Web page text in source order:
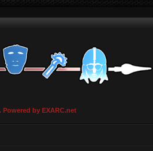
by EXARC.net